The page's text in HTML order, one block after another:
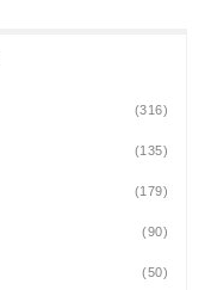
(316)
(135)
(179)
(90)
(50)